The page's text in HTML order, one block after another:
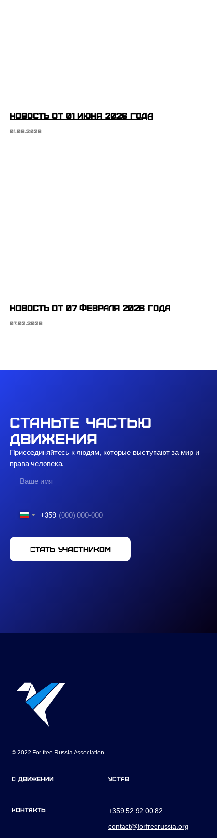
Новость от 01 июня 2026 года
01.06.2026
Новость от 07 февраля 2026 года
07.02.2026
Станьте частью
движения
Присоединяйтесь к людям, которые выступают за мир и
права человека.
+359
Стать участником
© 2022 For free Russia Association
О движении Устав
Контакты
+359 52 92 00 82
contact@forfreerussia.org